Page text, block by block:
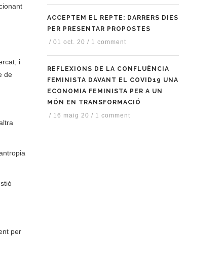
i
de
per
ACCEPTEM EL REPTE: DARRERS DIES
PER PRESENTAR PROPOSTES
/ 01 oct. 20 / 1 comment
REFLEXIONS DE LA CONFLUÈNCIA
FEMINISTA DAVANT EL COVID19 UNA
ECONOMIA FEMINISTA PER A UN
MÓN EN TRANSFORMACIÓ
/ 16 maig 20 / 1 comment